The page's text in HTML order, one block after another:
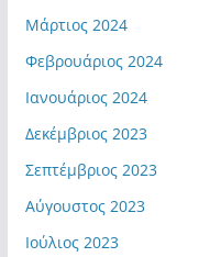
Μάρτιος 2024
Φεβρουάριος 2024
Ιανουάριος 2024
Δεκέμβριος 2023
Σεπτέμβριος 2023
Αύγουστος 2023
Ιούλιος 2023